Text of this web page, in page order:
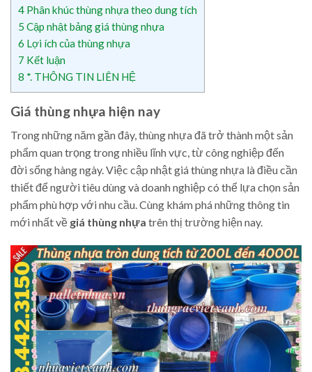
4 Phân khúc thùng nhựa theo dung tích
5 Cập nhật bảng giá thùng nhựa
6 Lợi ích của thùng nhựa
7 Kết luận
8 *. THÔNG TIN LIÊN HỆ
Giá thùng nhựa hiện nay
Trong những năm gần đây, thùng nhựa đã trở thành một sản
phẩm quan trọng trong nhiều lĩnh vực, từ công nghiệp đến
đời sống hàng ngày. Việc cập nhật giá thùng nhựa là điều cần
thiết để người tiêu dùng và doanh nghiệp có thể lựa chọn sản
phẩm phù hợp với nhu cầu. Cùng khám phá những thông tin
mới nhất về giá thùng nhựa trên thị trường hiện nay.